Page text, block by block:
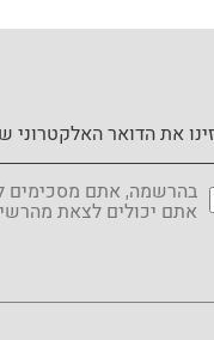
בהרשמה, אתם מסכימים
אתם יכולים לצאת